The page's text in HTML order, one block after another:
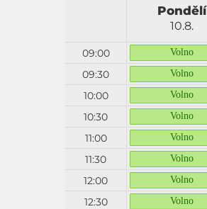
09:00
09:30
10:00
10:30
11:00
11:30
12:00
12:30
Pondělí
10.8.
Volno
Volno
Volno
Volno
Volno
Volno
Volno
Volno